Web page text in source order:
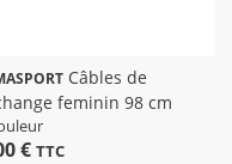
Câbles de
feminin 98 cm
€ TTC